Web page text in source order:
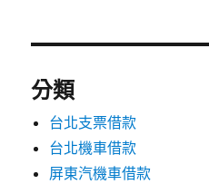
分類
台北支票借款
台北機車借款
屏東汽機車借款